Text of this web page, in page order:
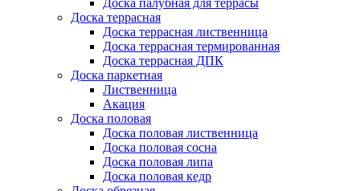
Доска палубная для террасы
Доска террасная
Доска террасная лиственница
Доска террасная термированная
Доска террасная ДПК
Доска паркетная
Лиственница
Акация
Доска половая
Доска половая лиственница
Доска половая сосна
Доска половая липа
Доска половая кедр